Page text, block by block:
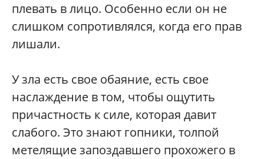
плевать в лицо. Особенно если он не
слишком сопротивлялся, когда его прав
лишали.
У зла есть свое обаяние, есть свое
наслаждение в том, чтобы ощутить
причастность к силе, которая давит
слабого. Это знают гопники, толпой
метелящие запоздавшего прохожего в